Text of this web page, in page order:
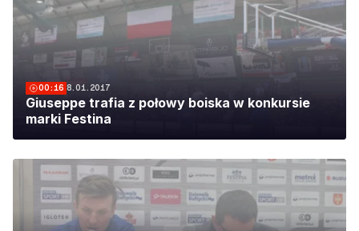
00:16 8.01.2017
Giuseppe trafia z połowy boiska w konkursie
marki Festina